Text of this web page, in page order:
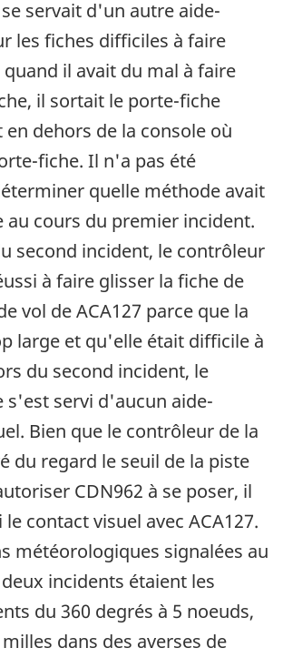
servait d'un autre aide-
les fiches difficiles à faire
il avait du mal à faire
il sortait le porte-fiche
dehors de la console où
fiche. Il n'a pas été
quelle méthode avait
au cours du premier incident.
second incident, le contrôleur
à faire glisser la fiche de
vol de ACA127 parce que la
large et qu'elle était difficile à
du second incident, le
s'est servi d'aucun aide-
Bien que le contrôleur de la
du regard le seuil de la piste
CDN962 à se poser, il
contact visuel avec ACA127.
météorologiques signalées au
incidents étaient les
du 360 degrés à 5 noeuds,
dans des averses de